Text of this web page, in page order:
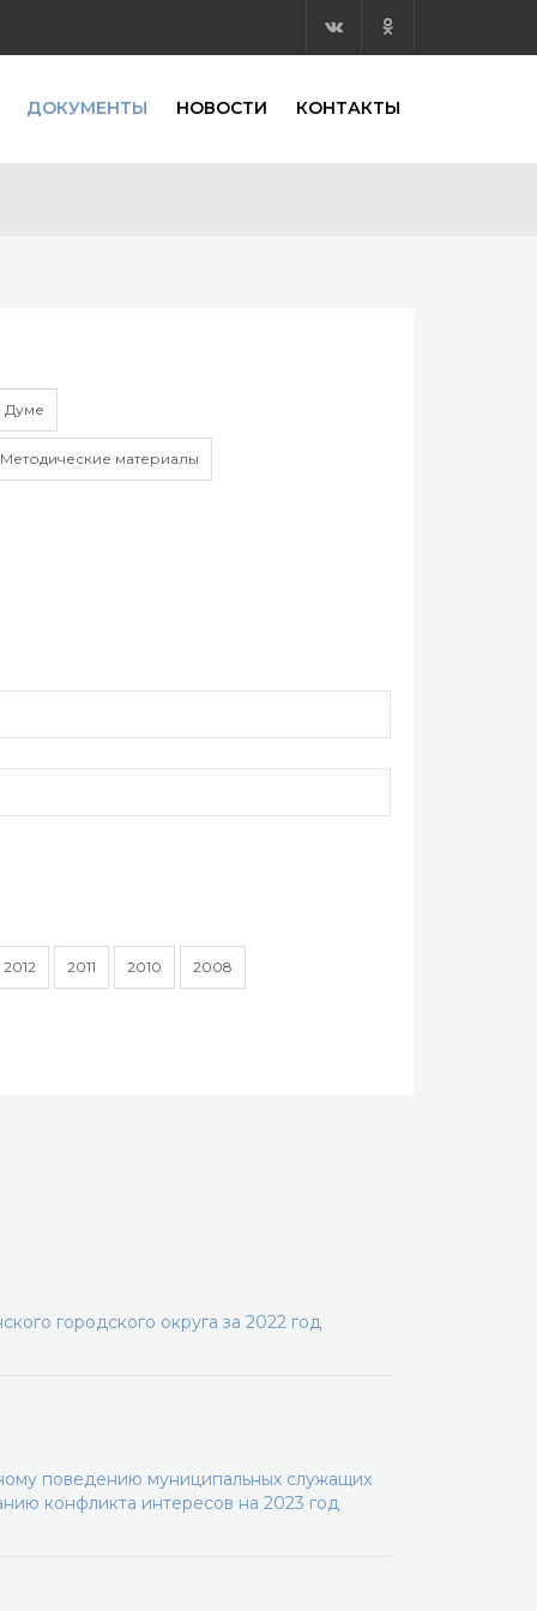
ДОКУМЕНТЫ НОВОСТИ КОНТАКТЫ
Думе
Методические материалы
2012 2011 2010 2008
городского округа за 2022 год
поведению муниципальных служащих
конфликта интересов на 2023 год